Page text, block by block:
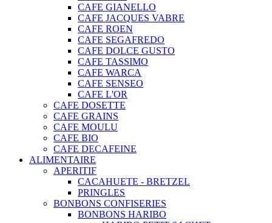
CAFE GIANELLO
CAFE JACQUES VABRE
CAFE ROEN
CAFE SEGAFREDO
CAFE DOLCE GUSTO
CAFE TASSIMO
CAFE WARCA
CAFE SENSEO
CAFE L'OR
CAFE DOSETTE
CAFE GRAINS
CAFE MOULU
CAFE BIO
CAFE DECAFEINE
ALIMENTAIRE
APERITIF
CACAHUETE - BRETZEL
PRINGLES
BONBONS CONFISERIES
BONBONS HARIBO